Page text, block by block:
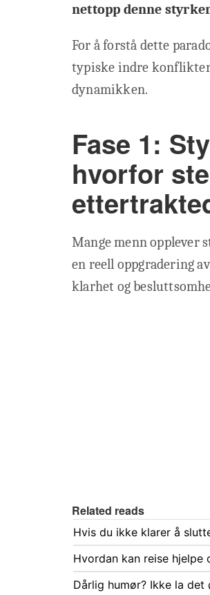
nettopp denne
For å forstå dette
typiske indre konflikter
dynamikken.
Fase 1:
hvorfor
Mange menn opplever
en reell oppgradering
klarhet og
Related reads
Hvis du ikke klarer å
Hvordan kan reise hjelpe
Dårlig humør? Ikke la det